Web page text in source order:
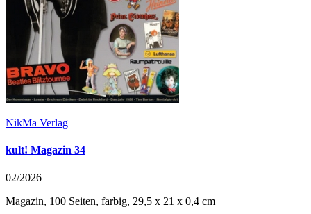
NikMa Verlag
kult! Magazin 34
02/2026
Magazin, 100 Seiten, farbig, 29,5 x 21 x 0,4 cm